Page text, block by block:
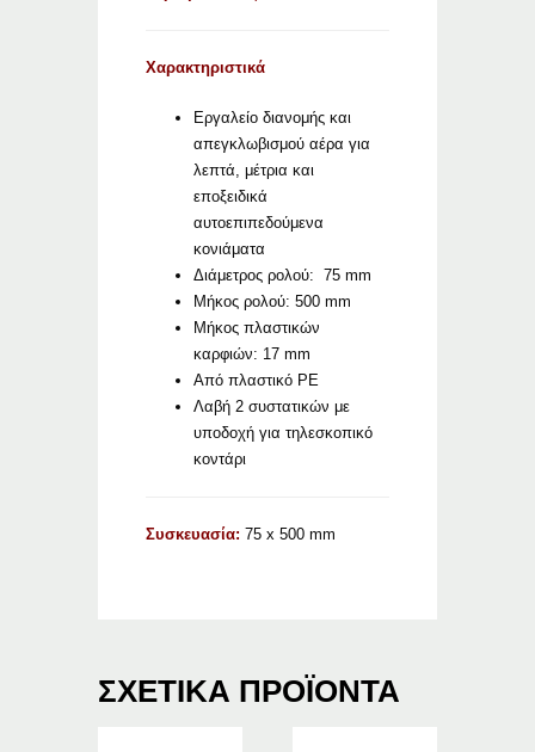
Χαρακτηριστικά
Εργαλείο διανομής και
απεγκλωβισμού αέρα για
λεπτά, μέτρια και
εποξειδικά
αυτοεπιπεδούμενα
κονιάματα
Διάμετρος ρολού: 75 mm
Μήκος ρολού: 500 mm
Μήκος πλαστικών
καρφιών: 17 mm
Από πλαστικό PE
Λαβή 2 συστατικών με
υποδοχή για τηλεσκοπικό
κοντάρι
Συσκευασία:75 x 500 mm
ΣΧΕΤΙΚΆ ΠΡΟΪΌΝΤΑ